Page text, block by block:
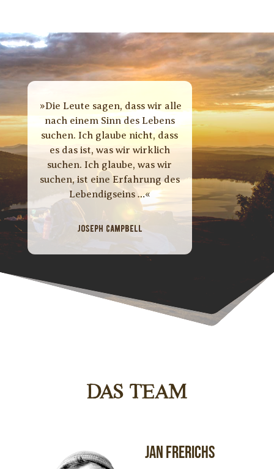
»Die Leute sagen, dass wir alle
nach einem Sinn des Lebens
suchen. Ich glaube nicht, dass
es das ist, was wir wirklich
suchen. Ich glaube, was wir
suchen, ist eine Erfahrung des
Lebendigseins …«
JOSEPH CAMPBELL
DAS TEAM
Jan Frerichs